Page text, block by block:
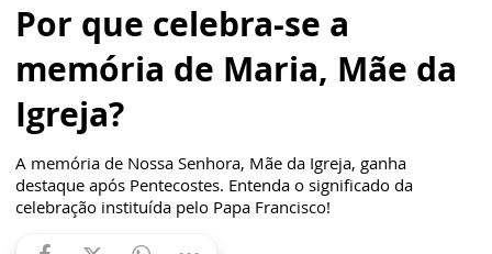
Por que celebra-se a
memória de Maria, Mãe da
Igreja?
A memória de Nossa Senhora, Mãe da Igreja, ganha
destaque após Pentecostes. Entenda o significado da
celebração instituída pelo Papa Francisco!